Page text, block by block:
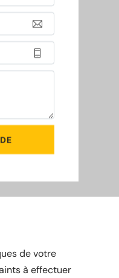
de votre
à effectuer